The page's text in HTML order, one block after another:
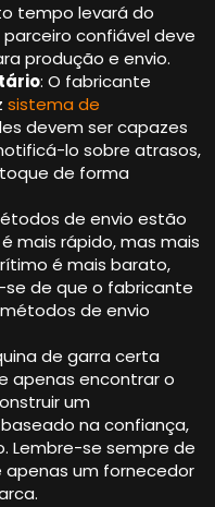
tempo levará do
confiável deve
produção e envio.
: O fabricante
sistema de
devem ser capazes
lo sobre atrasos,
de forma
de envio estão
mais rápido, mas mais
é mais barato,
de que o fabricante
de envio
de garra certa
apenas encontrar o
um
na confiança,
Lembre-se sempre de
apenas um fornecedor